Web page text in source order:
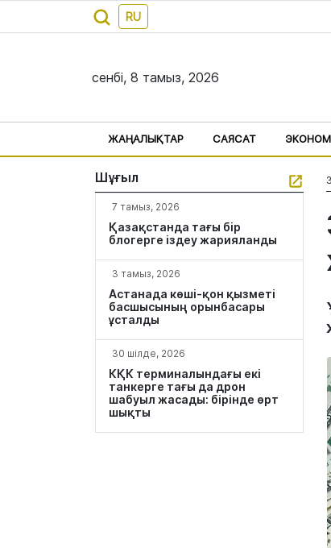
RU
сенбі, 8 тамыз, 2026
ЖАҢАЛЫҚТАР САЯСАТ
Шұғыл
7 тамыз, 2026
Қазақстанда тағы бір
блогерге іздеу жарияланды
3 тамыз, 2026
Астанада көші-қон қызметі
басшысының орынбасары
ұсталды
30 шілде, 2026
КҚК терминалындағы екі
танкерге тағы да дрон
шабуыл жасады: бірінде өрт
шықты